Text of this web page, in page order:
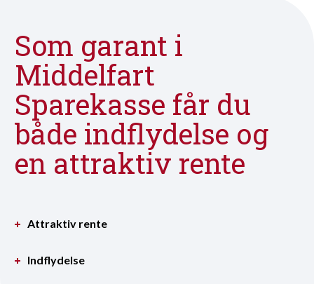
Som garant i
Middelfart
Sparekasse får du
både indflydelse og
en attraktiv rente
Attraktiv rente
Indflydelse